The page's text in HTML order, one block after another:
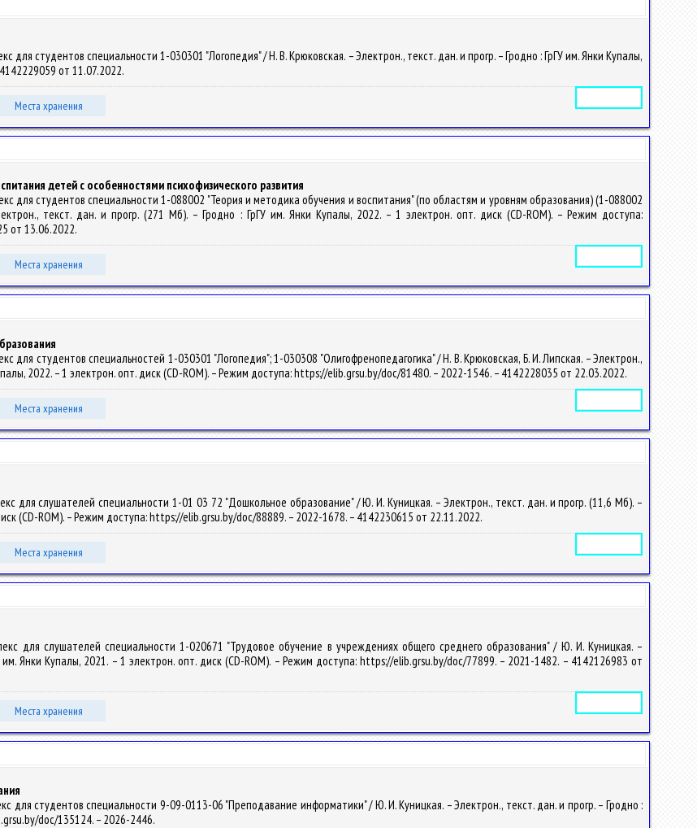
студентов специальности 1-030301 "Логопедия" / Н. В. Крюковская. – Электрон., текст. дан. и прогр. – Гродно : ГрГУ им. Янки Купалы,
от 11.07.2022.
Места хранения
детей с особенностями психофизического развития
для студентов специальности 1-088002 "Теория и методика обучения и воспитания" (по областям и уровням образования) (1-088002
текст. дан. и прогр. (271 Мб). – Гродно : ГрГУ им. Янки Купалы, 2022. – 1 электрон. опт. диск (CD-ROM). – Режим доступа:
от 13.06.2022.
Места хранения
для студентов специальностей 1-030301 "Логопедия"; 1-030308 "Олигофренопедагогика" / Н. В. Крюковская, Б. И. Липская. – Электрон.,
2022. – 1 электрон. опт. диск (CD-ROM). – Режим доступа: https://elib.grsu.by/doc/81480. – 2022-1546. – 4142228035 от 22.03.2022.
Места хранения
для слушателей специальности 1-01 03 72 "Дошкольное образование" / Ю. И. Куницкая. – Электрон., текст. дан. и прогр. (11,6 Мб). –
(CD-ROM). – Режим доступа: https://elib.grsu.by/doc/88889. – 2022-1678. – 4142230615 от 22.11.2022.
Места хранения
для слушателей специальности 1-020671 "Трудовое обучение в учреждениях общего среднего образования" / Ю. И. Куницкая. –
Янки Купалы, 2021. – 1 электрон. опт. диск (CD-ROM). – Режим доступа: https://elib.grsu.by/doc/77899. – 2021-1482. – 4142126983 от
Места хранения
для студентов специальности 9-09-0113-06 "Преподавание информатики" / Ю. И. Куницкая. – Электрон., текст. дан. и прогр. – Гродно :
doc/135124. – 2026-2446.